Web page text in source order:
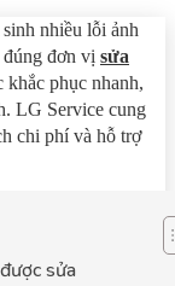
nhiều lỗi ảnh
đúng đơn vị sửa
phục nhanh,
LG Service cung
chi phí và hỗ trợ
sửa